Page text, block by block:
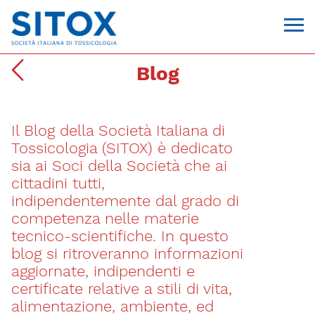
Via Giovanni Pascoli, 3
20129, Milano
C.F. 96330980580
P.I. 06792491000
T. 02-29520311
segreteria@sitox.org
CONTATTACI
Blog
Il Blog della Società Italiana di
Tossicologia (SITOX) è dedicato
sia ai Soci della Società che ai
cittadini tutti,
indipendentemente dal grado di
competenza nelle materie
tecnico-scientifiche. In questo
blog si ritroveranno informazioni
aggiornate, indipendenti e
certificate relative a stili di vita,
alimentazione, ambiente, ed